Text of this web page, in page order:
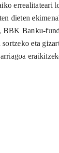
errealitateari
dieten
BBK Banku-
eta